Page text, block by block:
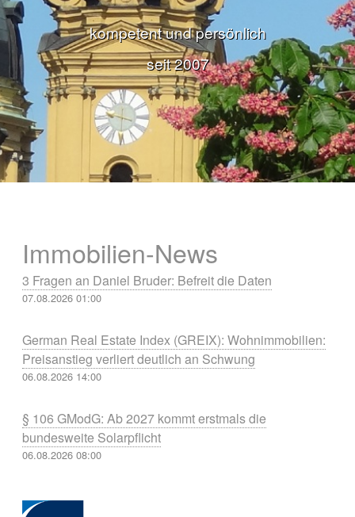
kompetent und persönlich
seit 2007
Immobilien-News
3 Fragen an Daniel Bruder: Befreit die Daten
07.08.2026 01:00
German Real Estate Index (GREIX): Wohnimmobilien:
Preisanstieg verliert deutlich an Schwung
06.08.2026 14:00
§ 106 GModG: Ab 2027 kommt erstmals die
bundesweite Solarpflicht
06.08.2026 08:00